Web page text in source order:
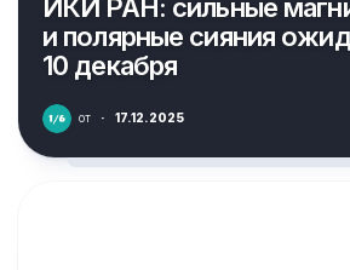
ИКИ РАН: сильные
и полярные сияния
10 декабря
от · 17.12.2025